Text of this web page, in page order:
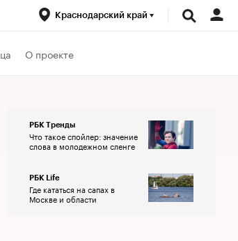
Краснодарский край
О проекте
РБК Тренды
Что такое спойлер: значение
слова в молодежном сленге
РБК Life
Где кататься на сапах в
Москве и области